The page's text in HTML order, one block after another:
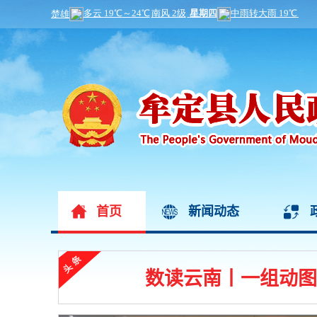
首页 新闻动态
数读云南丨一组动